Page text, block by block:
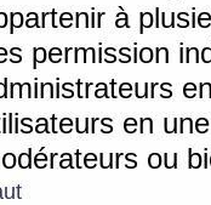
à
permission
en
ou